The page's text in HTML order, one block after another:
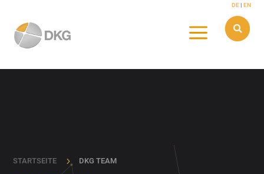
DE| EN
a 
STARTSEITE 5 DKG TEAM